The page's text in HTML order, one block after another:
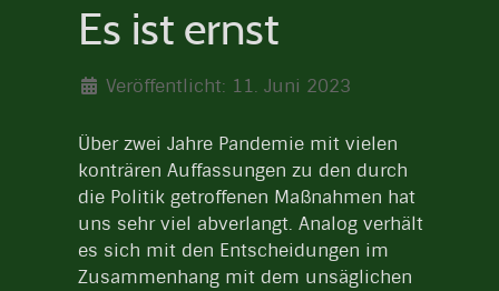
Es ist ernst
Veröffentlicht: 11. Juni 2023
Über zwei Jahre Pandemie mit vielen
konträren Auffassungen zu den durch
die Politik getroffenen Maßnahmen hat
uns sehr viel abverlangt. Analog verhält
es sich mit den Entscheidungen im
Zusammenhang mit dem unsäglichen